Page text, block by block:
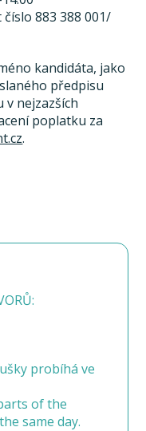
883 388 001/
kandidáta, jako
předpisu
v nejzazších
poplatku za
.
probíhá ve
of the
same day.